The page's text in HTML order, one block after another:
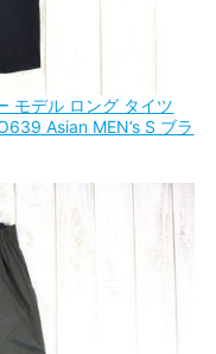
モデル ロング タイツ
Asian MEN’s S ブラ